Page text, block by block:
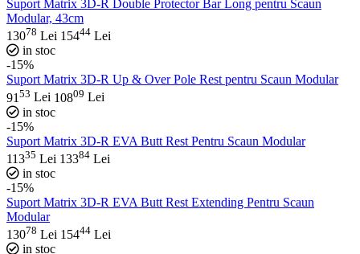
Suport Matrix 3D-R Double Protector Bar Long pentru Scaun
Modular, 43cm
13078 Lei 15444 Lei
in stoc
-15%
Suport Matrix 3D-R Up & Over Pole Rest pentru Scaun Modular
91 53 Lei 10809 Lei
in stoc
-15%
Suport Matrix 3D-R EVA Butt Rest Pentru Scaun Modular
11335 Lei 13384 Lei
in stoc
-15%
Suport Matrix 3D-R EVA Butt Rest Extending Pentru Scaun
Modular
13078 Lei 15444 Lei
in stoc